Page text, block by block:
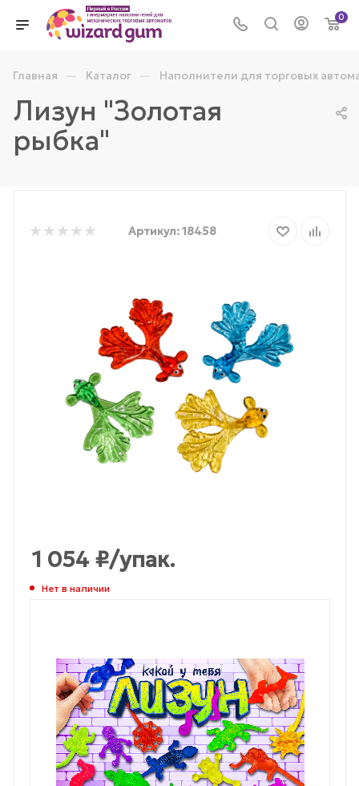
0
Главная — Каталог — Наполнители для торговых
Лизун "Золотая
рыбка"
Артикул:18458
1 054 ₽/упак.
Нет в наличии